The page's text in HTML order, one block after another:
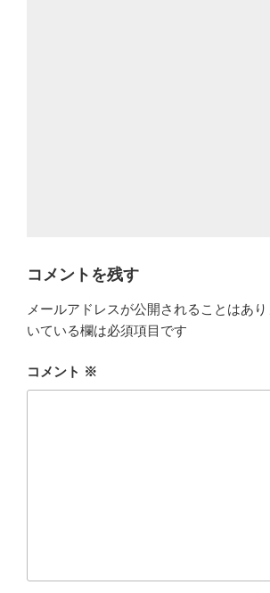
コメントを残す
メールアドレスが公開されることはあり
いている欄は必須項目です
コメント ※